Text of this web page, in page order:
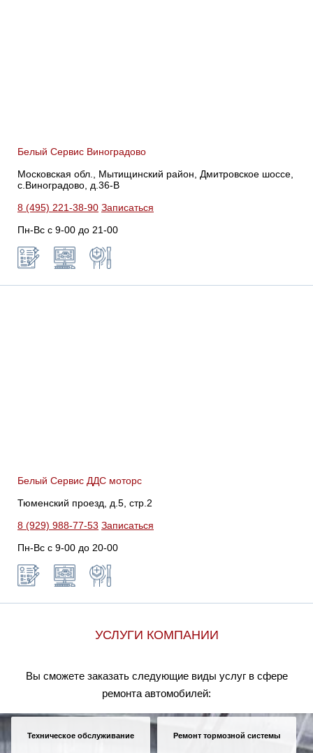
Белый Сервис Виноградово
Московская обл., Мытищинский район, Дмитровское шоссе,
с.Виноградово, д.36-В
8 (495) 221-38-90 Записаться
Пн-Вс с 9-00 до 21-00
Белый Сервис ДДС моторс
Тюменский проезд, д.5, стр.2
8 (929) 988-77-53 Записаться
Пн-Вс c 9-00 до 20-00
УСЛУГИ КОМПАНИИ
Вы сможете заказать следующие виды услуг в сфере
ремонта автомобилей:
Техническое обслуживание Ремонт тормозной системы